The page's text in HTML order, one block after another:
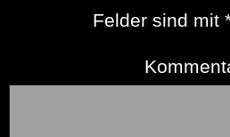
Felder sind mit